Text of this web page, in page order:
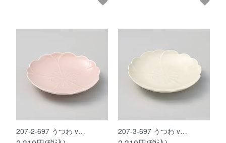
207-2-697 うつわ v… 207-3-697 うつわ v…